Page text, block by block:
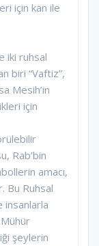
için kan ile
iki ruhsal
biri “Vaftiz”,
Mesih’in
için
Rab’bin
amacı,
Bu Ruhsal
insanlarla
Mühür
şeylerin